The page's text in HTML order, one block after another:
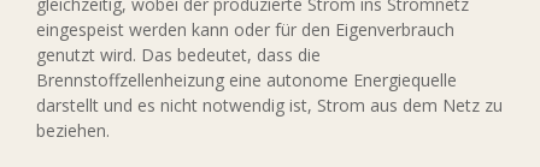
eingespeist werden kann oder für den Eigenverbrauch
genutzt wird. Das bedeutet, dass die
Brennstoffzellenheizung eine autonome Energiequelle
darstellt und es nicht notwendig ist, Strom aus dem Netz zu
beziehen.